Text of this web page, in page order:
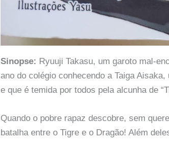
Sinopse: Ryuuji Takasu, um garoto mal-
ano do colégio conhecendo a Taiga
e que é temida por todos pela alcunha de
Quando o pobre rapaz descobre, sem
batalha entre o Tigre e o Dragão! Além